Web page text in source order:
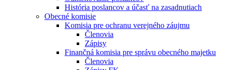
História poslancov a účasť na zasadnutiach
Obecné komisie
Komisia pre ochranu verejného záujmu
Členovia
Zápisy
Finančná komisia pre správu obecného majetku
Členovia